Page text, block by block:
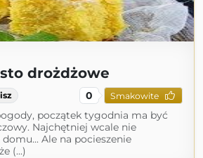
drożdżowe
0 Smakowite
początek tygodnia ma być
Najchętniej wcale nie
Ale na pocieszenie
(...)